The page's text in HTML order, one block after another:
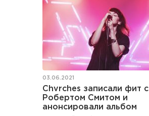
03.06.2021
Chvrches записали фит с
Робертом Смитом и
анонсировали альбом